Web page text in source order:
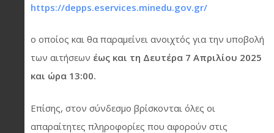
https://depps.eservices.minedu.gov.gr/
ο οποίος και θα παραμείνει ανοιχτός για την υποβολή
των αιτήσεων έως και τη Δευτέρα 7 Απριλίου 2025
και ώρα 13:00.
Επίσης, στον σύνδεσμο βρίσκονται όλες οι
απαραίτητες πληροφορίες που αφορούν στις